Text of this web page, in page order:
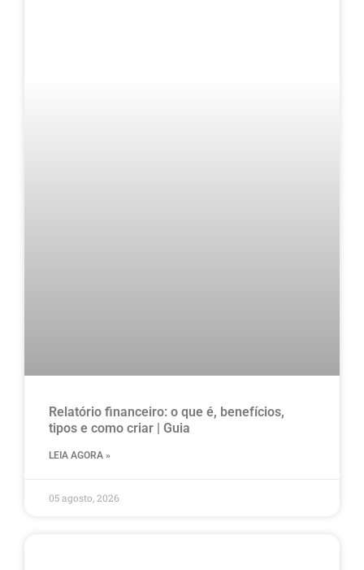
Relatório financeiro: o que é, benefícios,
tipos e como criar | Guia
LEIA AGORA »
05 agosto, 2026